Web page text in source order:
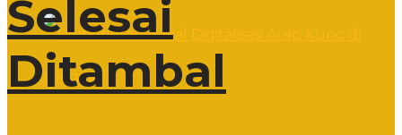
Selesai
Ditambal